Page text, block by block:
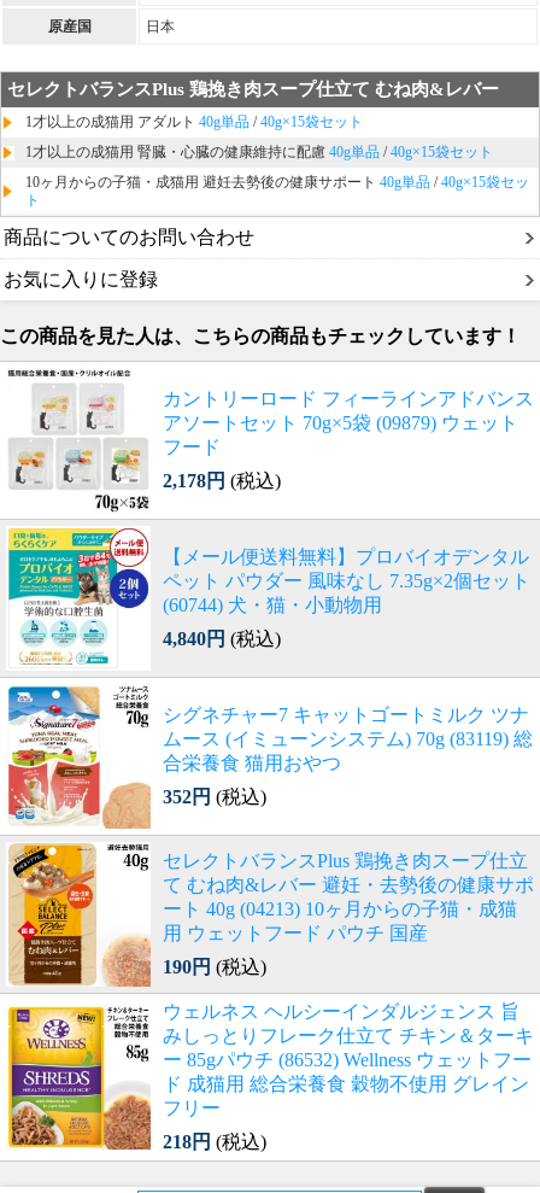
原産国 日本
セレクトバランスPlus 鶏挽き肉スープ仕立て むね肉&レバー
1才以上の成猫用 アダルト 40g単品 /40g×15袋セット
1才以上の成猫用 腎臓・心臓の健康維持に配慮 40g単品 /40g×15袋セット
10ヶ月からの子猫・成猫用 避妊去勢後の健康サポート 40g単品 /40g×15袋セッ
ト
商品についてのお問い合わせ
お気に入りに登録
この商品を見た人は、こちらの商品もチェックしています！
カントリーロード フィーラインアドバンス
アソートセット 70g×5袋 (09879) ウェット
フード
2,178円 (税込)
【メール便送料無料】プロバイオデンタル
ペット パウダー 風味なし 7.35g×2個セット
(60744) 犬・猫・小動物用
4,840円 (税込)
シグネチャー7 キャットゴートミルク ツナ
ムース (イミューンシステム) 70g (83119) 総
合栄養食 猫用おやつ
352円 (税込)
セレクトバランスPlus 鶏挽き肉スープ仕立
て むね肉&レバー 避妊・去勢後の健康サポ
ート 40g (04213) 10ヶ月からの子猫・成猫
用 ウェットフード パウチ 国産
190円 (税込)
ウェルネス ヘルシーインダルジェンス 旨
みしっとりフレーク仕立て チキン＆ターキ
ー 85gパウチ (86532) Wellness ウェットフー
ド 成猫用 総合栄養食 穀物不使用 グレイン
フリー
218円 (税込)